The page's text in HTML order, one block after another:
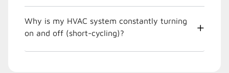
Why is my HVAC system constantly turning
on and off (short-cycling)?